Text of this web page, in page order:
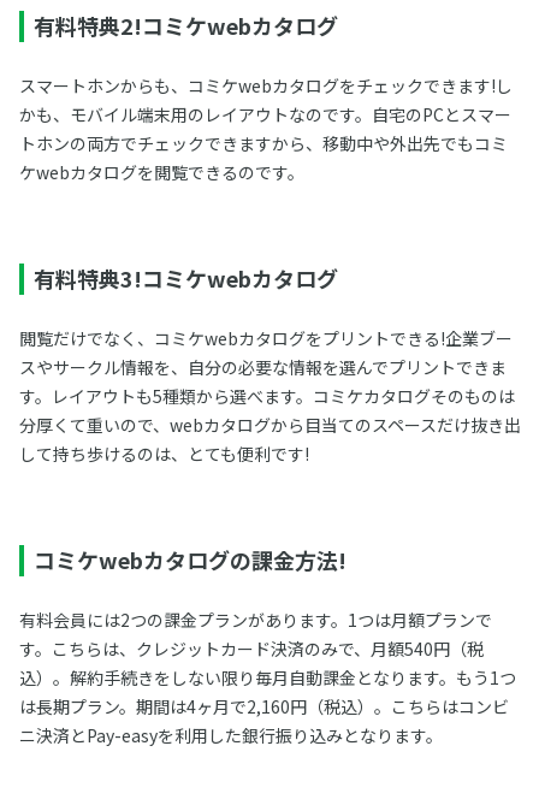
有料特典2!コミケwebカタログ
スマートホンからも、コミケwebカタログをチェックできます!し
かも、モバイル端末用のレイアウトなのです。自宅のPCとスマー
トホンの両方でチェックできますから、移動中や外出先でもコミ
ケwebカタログを閲覧できるのです。
有料特典3!コミケwebカタログ
閲覧だけでなく、コミケwebカタログをプリントできる!企業ブー
スやサークル情報を、自分の必要な情報を選んでプリントできま
す。レイアウトも5種類から選べます。コミケカタログそのものは
分厚くて重いので、webカタログから目当てのスペースだけ抜き出
して持ち歩けるのは、とても便利です!
コミケwebカタログの課金方法!
有料会員には2つの課金プランがあります。1つは月額プランで
す。こちらは、クレジットカード決済のみで、月額540円（税
込）。解約手続きをしない限り毎月自動課金となります。もう1つ
は長期プラン。期間は4ヶ月で2,160円（税込）。こちらはコンビ
ニ決済とPay-easyを利用した銀行振り込みとなります。